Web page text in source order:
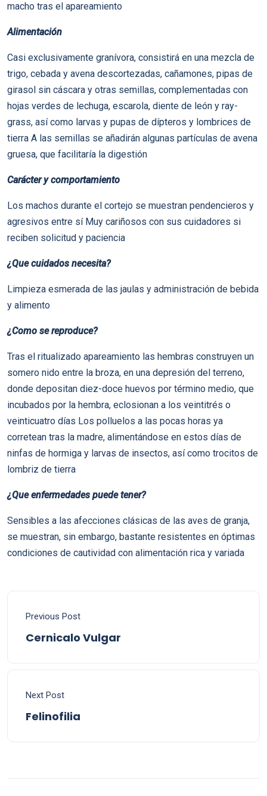
macho tras el apareamiento
Alimentación
Casi exclusivamente graní­vora, consistirá en una mezcla de
trigo, cebada y avena descortezadas, cañamones, pipas de
girasol sin cáscara y otras semillas, complementadas con
hojas verdes de lechuga, escarola, diente de león y ray-
grass, así­ como larvas y pupas de dí­pteros y lombrices de
tierra A las semillas se añadirán algunas partí­culas de avena
gruesa, que facilitarí­a la digestión
Carácter y comportamiento
Los machos durante el cortejo se muestran pendencieros y
agresivos entre sí­ Muy cariñosos con sus cuidadores si
reciben solicitud y paciencia
¿Que cuidados necesita?
Limpieza esmerada de las jaulas y administración de bebida
y alimento
¿Como se reproduce?
Tras el ritualizado apareamiento las hembras construyen un
somero nido entre la broza, en una depresión del terreno,
donde depositan diez-doce huevos por término medio, que
incubados por la hembra, eclosionan a los veintitrés o
veinticuatro dí­as Los polluelos a las pocas horas ya
corretean tras la madre, alimentándose en estos dí­as de
ninfas de hormiga y larvas de insectos, así­ como trocitos de
lombriz de tierra
¿Que enfermedades puede tener?
Sensibles a las afecciones clásicas de las aves de granja,
se muestran, sin embargo, bastante resistentes en óptimas
condiciones de cautividad con alimentación rica y variada
Previous Post
Cernicalo Vulgar
Next Post
Felinofilia